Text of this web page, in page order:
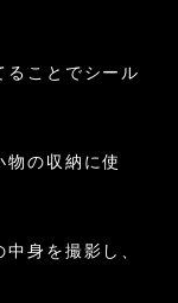
ことでシール
の収納に使
身を撮影し、